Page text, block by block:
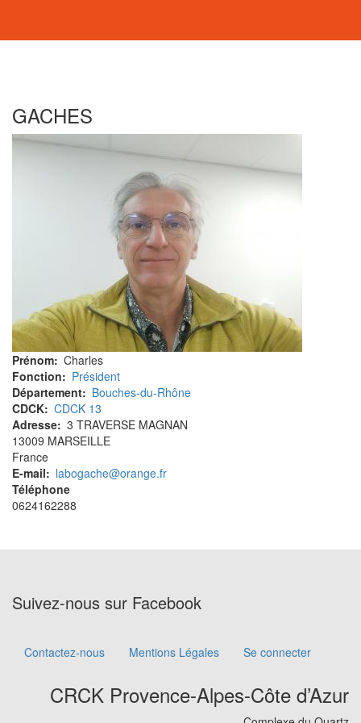
GACHES
Prénom Charles
Fonction
Président
Département
Bouches-du-Rhône
CDCK CDCK 13
Adresse 3 TRAVERSE MAGNAN
13009 MARSEILLE
France
E-mail
labogache@orange.fr
Téléphone
0624162288
Suivez-nous sur Facebook
Footer
Contactez-nous Mentions Légales Se connecter
CRCK Provence-Alpes-Côte d’Azur